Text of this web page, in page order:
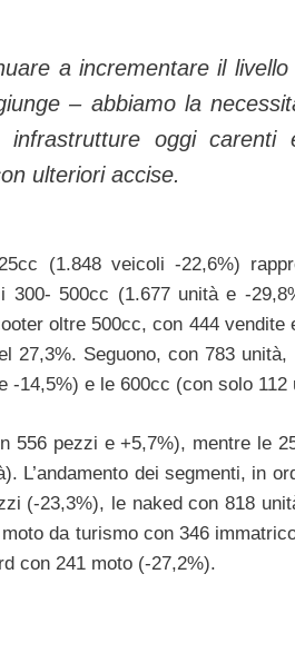
a incrementare il
– abbiamo la
oggi
ulteriori accise.
(1.848 veicoli -22,6%)
300- 500cc (1.677 unità e -
oltre 500cc, con 444
27,3%. Seguono, con 783
-14,5%) e le 600cc (con solo 112
556 pezzi e +5,7%), mentre le
L’andamento dei segmenti, in
(-23,3%), le naked con 818
da turismo con 346
con 241 moto (-27,2%).